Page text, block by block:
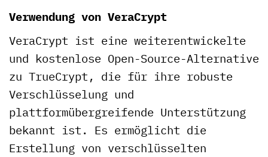
Verwendung von VeraCrypt
VeraCrypt ist eine weiterentwickelte
und kostenlose Open-Source-Alternative
zu TrueCrypt, die für ihre robuste
Verschlüsselung und
plattformübergreifende Unterstützung
bekannt ist. Es ermöglicht die
Erstellung von verschlüsselten